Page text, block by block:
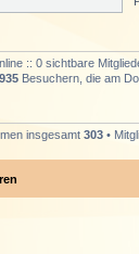
:: 0 sichtbare
935 Besuchern, die am
insgesamt 303 •